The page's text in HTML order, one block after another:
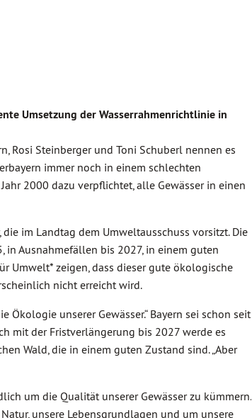
Umsetzung der Wasserrahmenrichtlinie in
Rosi Steinberger und Toni Schuberl nennen es
immer noch in einem schlechten
2000 dazu verpflichtet, alle Gewässer in einen
im Landtag dem Umweltausschuss vorsitzt. Die
in Ausnahmefällen bis 2027, in einem guten
Umwelt* zeigen, dass dieser gute ökologische
nicht erreicht wird.
unserer Gewässer.“ Bayern sei schon seit
mit der Fristverlängerung bis 2027 werde es
Wald, die in einem guten Zustand sind. „Aber
um die Qualität unserer Gewässer zu kümmern.
unsere Lebensgrundlagen und um unsere